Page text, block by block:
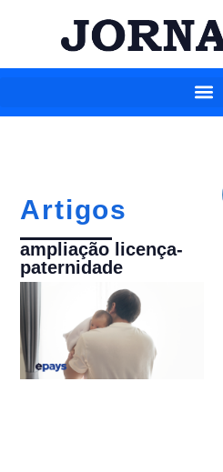
Artigos
ampliação licença-
paternidade